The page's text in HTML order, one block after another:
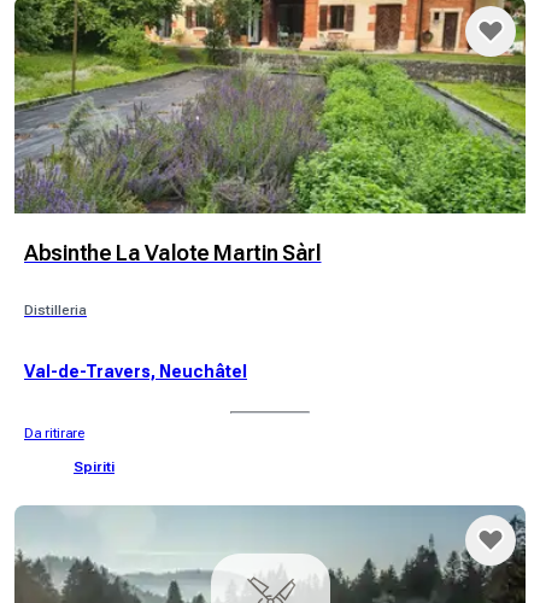
Absinthe La Valote Martin Sàrl
Distilleria
Val-de-Travers, Neuchâtel
Da ritirare
Spiriti